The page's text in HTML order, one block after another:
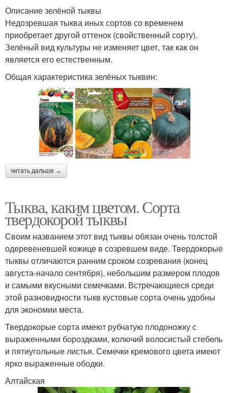
Описание зелёной тыквы
Недозревшая тыква иных сортов со временем
приобретает другой оттенок (свойственный сорту).
Зелёный вид культуры не изменяет цвет, так как он
является его естественным.
Общая характеристика зелёных тыквин:
читать дальше →
Тыква, каким цветом. Сорта
твердокорой тыквы
Своим названием этот вид тыквы обязан очень толстой
одеревеневшей кожице в созревшем виде. Твердокорые
тыквы отличаются ранним сроком созревания (конец
августа-начало сентября), небольшим размером плодов
и самыми вкусными семечками. Встречающиеся среди
этой разновидности тыкв кустовые сорта очень удобны
для экономии места.
Твердокорые сорта имеют рубчатую плодоножку с
выраженными бороздками, колючий волосистый стебель
и пятиугольные листья. Семечки кремового цвета имеют
ярко выраженные ободки.
Алтайская